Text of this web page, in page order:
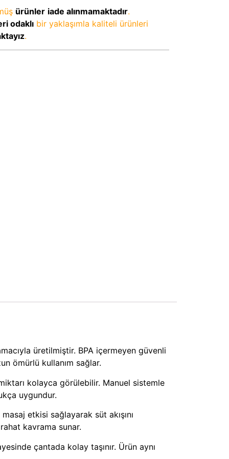
ürünler iade alınmamaktadır.
odaklı bir yaklaşımla kaliteli ürünleri
.
üretilmiştir. BPA içermeyen güvenli
ömürlü kullanım sağlar.
kolayca görülebilir. Manuel sistemle
uygundur.
etkisi sağlayarak süt akışını
kavrama sunar.
çantada kolay taşınır. Ürün aynı